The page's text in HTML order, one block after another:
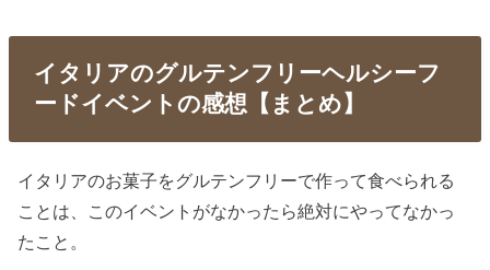
イタリアのグルテンフリーヘルシーフ
ードイベントの感想【まとめ】
イタリアのお菓子をグルテンフリーで作って食べられる
ことは、このイベントがなかったら絶対にやってなかっ
たこと。